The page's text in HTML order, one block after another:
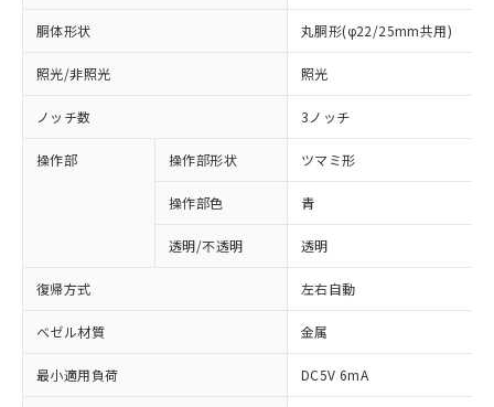
胴体形状 丸胴形(φ22/25mm共用)
照光/非照光 照光
ノッチ数 3ノッチ
操作部 操作部形状 ツマミ形
操作部色 青
透明/不透明 透明
復帰方式 左右自動
ベゼル材質 金属
最小適用負荷 DC5V 6mA